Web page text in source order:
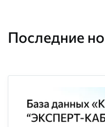
Последние